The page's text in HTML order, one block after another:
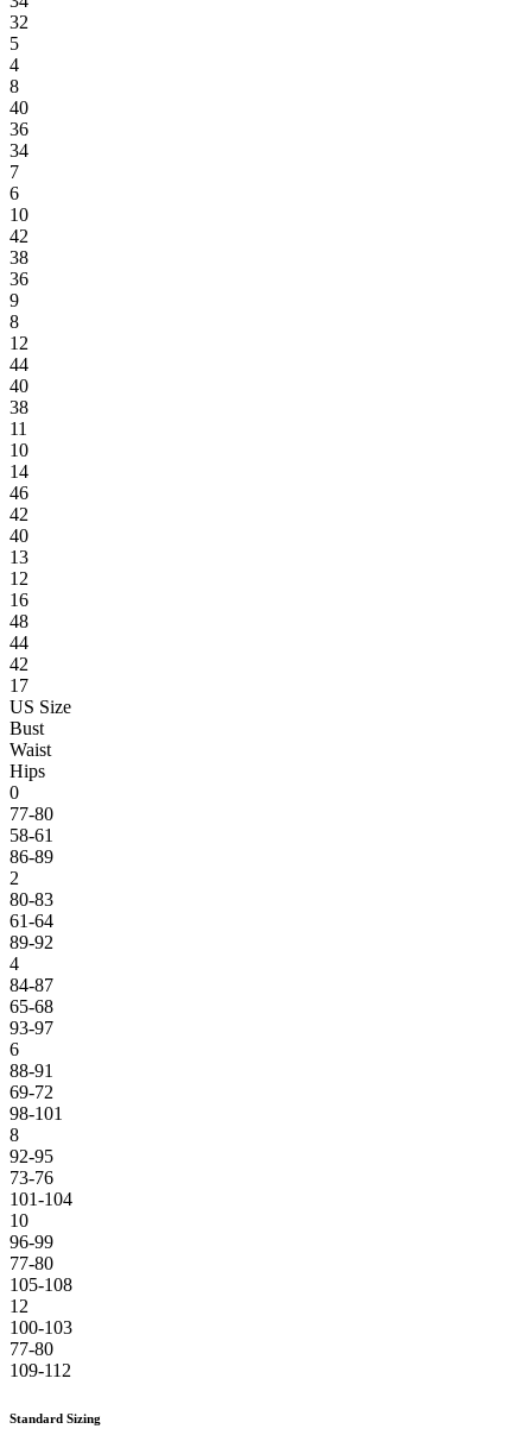
32
5
4
8
40
36
34
7
6
10
42
38
36
9
8
12
44
40
38
11
10
14
46
42
40
13
12
16
48
44
42
17
US Size
Bust
Waist
Hips
0
77-80
58-61
86-89
2
80-83
61-64
89-92
4
84-87
65-68
93-97
6
88-91
69-72
98-101
8
92-95
73-76
101-104
10
96-99
77-80
105-108
12
100-103
77-80
109-112
Standard Sizing